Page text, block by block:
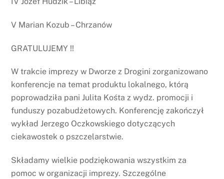
V Marian Kozub – Chrzanów
GRATULUJEMY !!
W trakcie imprezy w Dworze z Drogini zorganizowano
konferencje na temat produktu lokalnego, którą
poprowadziła pani Julita Kośta z wydz. promocji i
funduszy pozabudżetowych. Konferencję zakończył
wykład Jerzego Oczkowskiego dotyczących
ciekawostek o pszczelarstwie.
Składamy wielkie podziękowania wszystkim za
pomoc w organizacji imprezy. Szczególne